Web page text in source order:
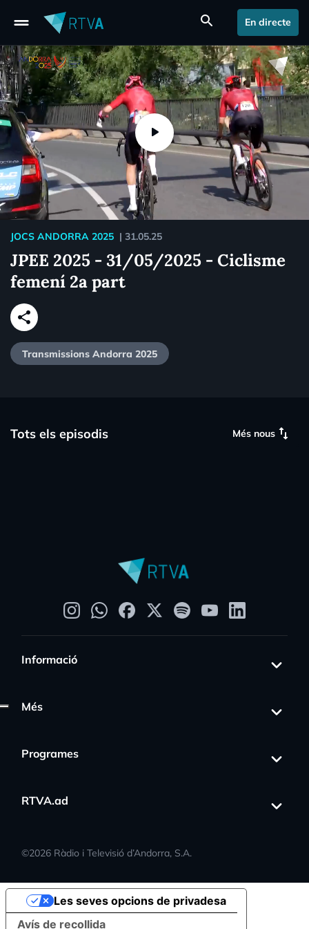
drag_handle search En directe
JOCS ANDORRA 2025 | 31.05.25
JPEE 2025 - 31/05/2025 - Ciclisme
femení 2a part
share
Transmissions Andorra 2025
Tots els episodis Més nous swap_vert
Informació
Més
Programes
RTVA.ad
©2026 Ràdio i Televisió d’Andorra, S.A.
Avís de recollida
Les seves opcions de privadesa